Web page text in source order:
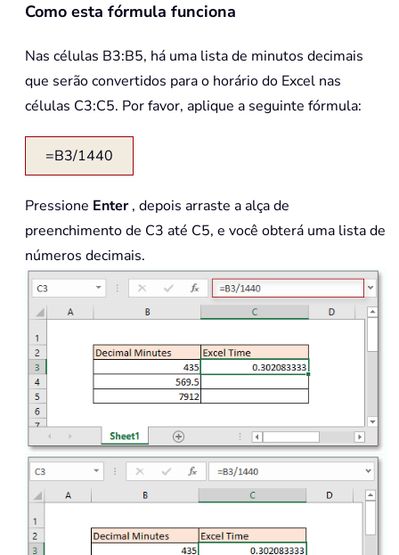
Como esta fórmula funciona
Nas células B3:B5, há uma lista de minutos decimais
que serão convertidos para o horário do Excel nas
células C3:C5. Por favor, aplique a seguinte fórmula:
=B3/1440
Pressione Enter, depois arraste a alça de
preenchimento de C3 até C5, e você obterá uma lista de
números decimais.